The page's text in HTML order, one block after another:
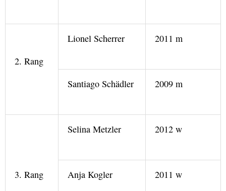
2. Rang
Lionel Scherrer 2011 m
Santiago Schädler 2009 m
3. Rang
Selina Metzler 2012 w
Anja Kogler 2011 w